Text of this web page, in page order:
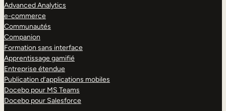
Advanced Analytics
e-commerce
Communautés
Companion
Formation sans interface
Apprentissage gamifié
Entreprise étendue
Publication d’applications mobiles
Docebo pour MS Teams
Docebo pour Salesforce